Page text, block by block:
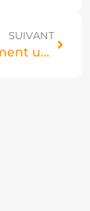
SUIVANT
Comment utiliser l’outil de planification des demandes entrantes